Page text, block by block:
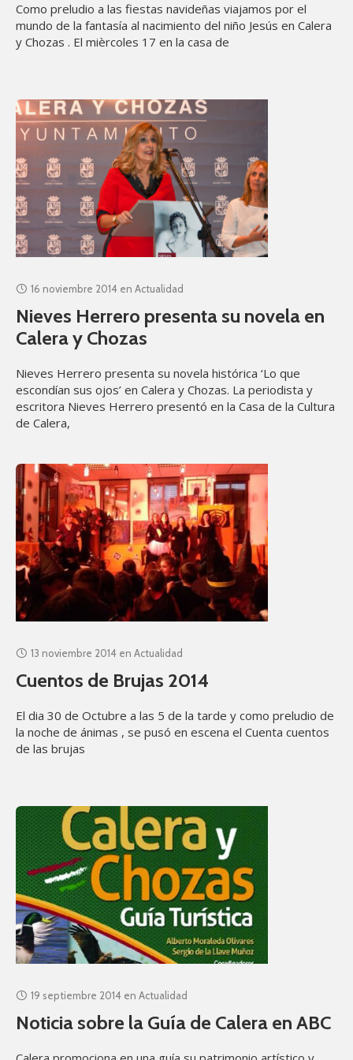
Como preludio a las fiestas navideñas viajamos por el
mundo de la fantasía al nacimiento del niño Jesús en Calera
y Chozas . El mièrcoles 17 en la casa de
16 noviembre 2014 en Actualidad
Nieves Herrero presenta su novela en
Calera y Chozas
Nieves Herrero presenta su novela histórica ‘Lo que
escondían sus ojos’ en Calera y Chozas. La periodista y
escritora Nieves Herrero presentó en la Casa de la Cultura
de Calera,
13 noviembre 2014 en Actualidad
Cuentos de Brujas 2014
El dia 30 de Octubre a las 5 de la tarde y como preludio de
la noche de ánimas , se pusó en escena el Cuenta cuentos
de las brujas
19 septiembre 2014 en Actualidad
Noticia sobre la Guía de Calera en ABC